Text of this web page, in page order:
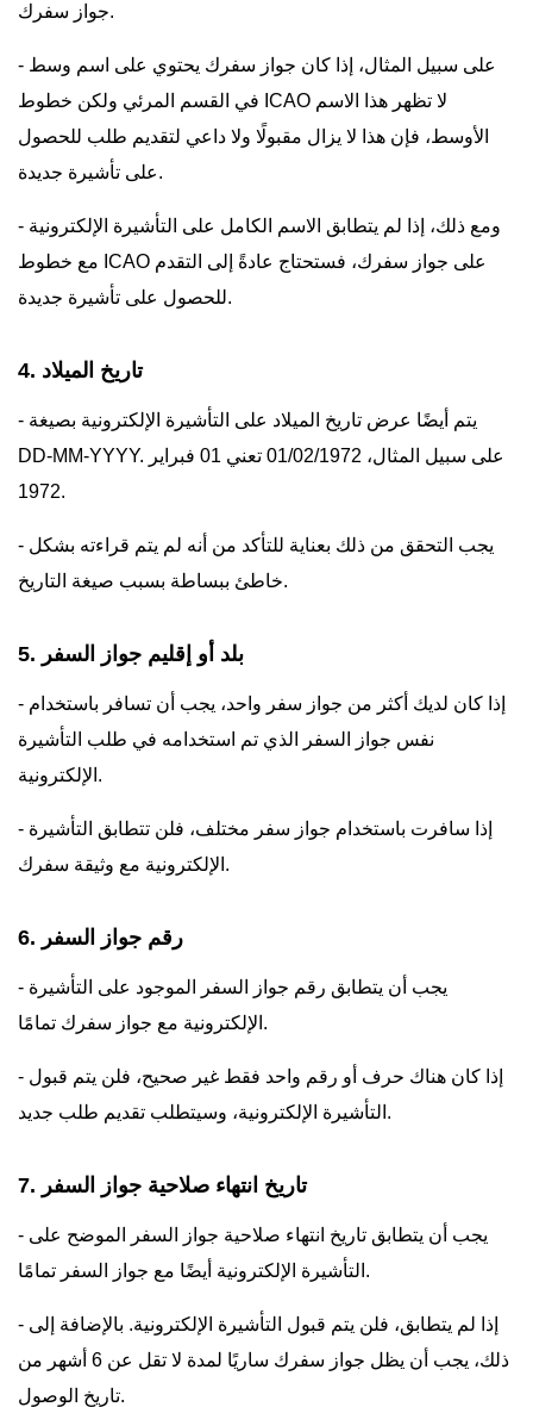
جواز سفرك.
- على سبيل المثال، إذا كان جواز سفرك يحتوي على اسم وسط
في القسم المرئي ولكن خطوط ICAO لا تظهر هذا الاسم
الأوسط، فإن هذا لا يزال مقبولًا ولا داعي لتقديم طلب للحصول
على تأشيرة جديدة.
- ومع ذلك، إذا لم يتطابق الاسم الكامل على التأشيرة الإلكترونية
مع خطوط ICAO على جواز سفرك، فستحتاج عادةً إلى التقدم
للحصول على تأشيرة جديدة.
4. تاريخ الميلاد
- يتم أيضًا عرض تاريخ الميلاد على التأشيرة الإلكترونية بصيغة
DD-MM-YYYY. على سبيل المثال، 01/02/1972 تعني 01 فبراير
1972.
- يجب التحقق من ذلك بعناية للتأكد من أنه لم يتم قراءته بشكل
خاطئ ببساطة بسبب صيغة التاريخ.
5. بلد أو إقليم جواز السفر
- إذا كان لديك أكثر من جواز سفر واحد، يجب أن تسافر باستخدام
نفس جواز السفر الذي تم استخدامه في طلب التأشيرة
الإلكترونية.
- إذا سافرت باستخدام جواز سفر مختلف، فلن تتطابق التأشيرة
الإلكترونية مع وثيقة سفرك.
6. رقم جواز السفر
- يجب أن يتطابق رقم جواز السفر الموجود على التأشيرة
الإلكترونية مع جواز سفرك تمامًا.
- إذا كان هناك حرف أو رقم واحد فقط غير صحيح، فلن يتم قبول
التأشيرة الإلكترونية، وسيتطلب تقديم طلب جديد.
7. تاريخ انتهاء صلاحية جواز السفر
- يجب أن يتطابق تاريخ انتهاء صلاحية جواز السفر الموضح على
التأشيرة الإلكترونية أيضًا مع جواز السفر تمامًا.
- إذا لم يتطابق، فلن يتم قبول التأشيرة الإلكترونية. بالإضافة إلى
ذلك، يجب أن يظل جواز سفرك ساريًا لمدة لا تقل عن 6 أشهر من
تاريخ الوصول.